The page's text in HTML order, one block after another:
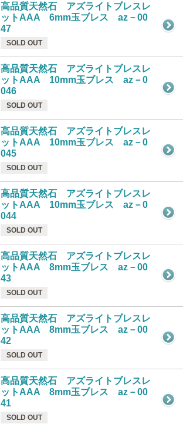
高品質天然石 アズライトブレスレ
ットAAA 6mm玉ブレス az－00
47
SOLD OUT
高品質天然石 アズライトブレスレ
ットAAA 10mm玉ブレス az－0
046
SOLD OUT
高品質天然石 アズライトブレスレ
ットAAA 10mm玉ブレス az－0
045
SOLD OUT
高品質天然石 アズライトブレスレ
ットAAA 10mm玉ブレス az－0
044
SOLD OUT
高品質天然石 アズライトブレスレ
ットAAA 8mm玉ブレス az－00
43
SOLD OUT
高品質天然石 アズライトブレスレ
ットAAA 8mm玉ブレス az－00
42
SOLD OUT
高品質天然石 アズライトブレスレ
ットAAA 8mm玉ブレス az－00
41
SOLD OUT